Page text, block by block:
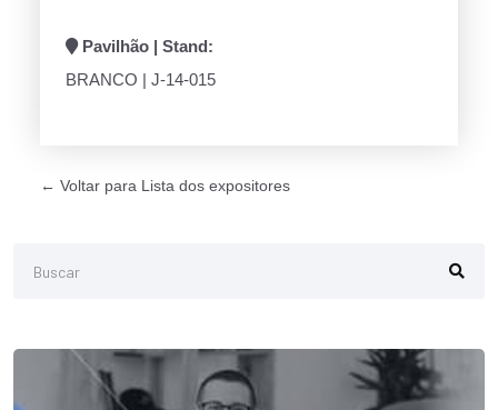
Pavilhão | Stand:
BRANCO | J-14-015
← Voltar para Lista dos expositores